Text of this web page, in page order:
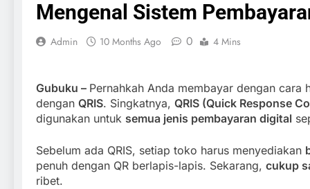
Mengenal Sistem
Admin 10 Months Ago 0 4 Mins
Gubuku – Pernahkah Anda membayar dengan cara
dengan QRIS. Singkatnya, QRIS (Quick Response
digunakan untuk semua jenis pembayaran digital
Sebelum ada QRIS, setiap toko harus menyediakan
penuh dengan QR berlapis-lapis. Sekarang, cukup
ribet.